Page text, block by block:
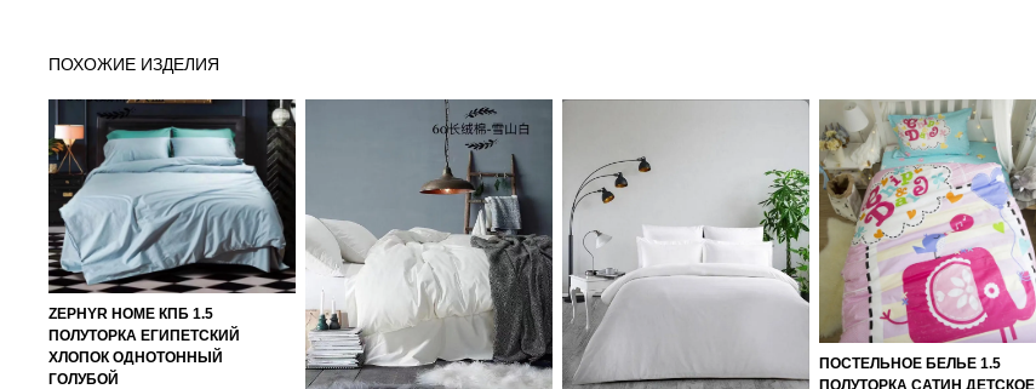
ПОХОЖИЕ ИЗДЕЛИЯ
ZEPHYR HOME КПБ 1.5
ПОЛУТОРКА ЕГИПЕТСКИЙ
ХЛОПОК ОДНОТОННЫЙ
ГОЛУБОЙ
ПОСТЕЛЬНОЕ БЕЛЬЕ 1.5